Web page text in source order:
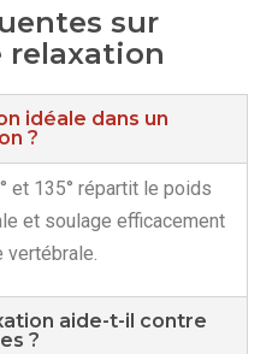
sur
relaxation
idéale dans un
?
et 135° répartit le poids
et soulage efficacement
vertébrale.
aide-t-il contre
?